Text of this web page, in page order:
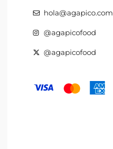
hola@agapico.com
@agapicofood
@agapicofood